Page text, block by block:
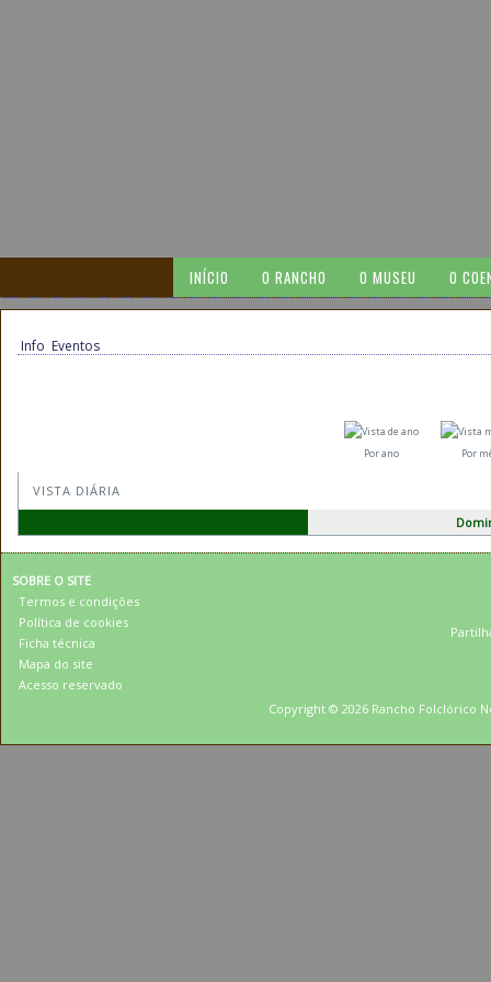
INÍCIO O RANCHO O MUSEU O
Info Eventos
Por ano Por
VISTA DIÁRIA
SOBRE O SITE
Termos e condições
Política de cookies
Ficha técnica
Mapa do site
Acesso reservado
Copyright © 2026 Rancho Folclórico